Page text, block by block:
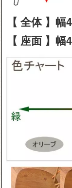
【 全体 】
【 座面 】